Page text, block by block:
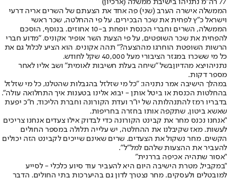
// רה"מ נתניהו בישיבת ממשלה (ארכיון)
הממשלה אישרה הערב (שני) פה אחד את הצעתם של השרים אריה דרעי
וישראל כ"ץ לפחית את שכר הבכירים. על פי ההחלטה, שכר ראשי
הממשלה, השרים וחברי הכנסת יופחת ב-10 אחוזים. בנוסף, הוסכם
להפחית את שכר השופטים, על פי הצעת השר אופיר אקוניס. "מדוע חברי
הרשות השופטת הוחרגו מההצעה?" תהה אקוניס. הוא הציע לכלול גם את
כל מי ששכרו במגזר הציבורי מעל 40,000 שקל לחודש.
נתניהויצא מהדיוןבשל "שיחה בעלת חשיבות לאומית" ושב אליו לאחר
מספר דקות.
במהלך הישיבה אמר נתניהו: "כל מי שזלזל בהגבלות שהטלנו, כל מי שזלזל
בהחלטות הכנסת או ביטל אותן - יבוא אלינו בטענות איך התחלואה עולה".
בדבריו רמז להתנהלותה של יו"ר ועדת הקורונה וחברת הליכוד, ח"כ יפעת
שאשא ביטון, שתקפה אותו בחזרה בחריפות.
"אנחנו נכנס מחר את קבינט הקורונה כדי לבדוק אילו צעדים אנחנו צריכים
לעשות. מאז שקיבלנו את ההחלטה, יש עלייה תלולה במספר החולים
הקשים. מחר נשקול את הצעדים. שרים שאינם שייכים לקבינט הזה יכולים
להעביר את ההצעות שלהם למל"ל".
"אסור שתהיה אכיפה בררנית"
"במקביל, מטרת הישיבה היום היא להעביר עוד סיוע כלכלי - לסייע
למובטלים ולעסקים. מחר נצטרך לדון גם בהיערכות בתי החולים. הדבר